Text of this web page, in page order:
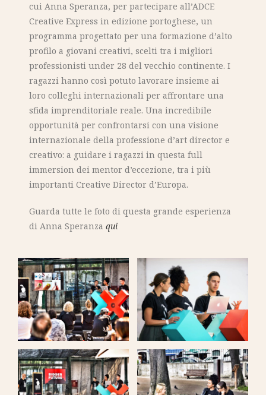
cui Anna Speranza, per partecipare all’ADCE
Creative Express in edizione portoghese, un
programma progettato per una formazione d’alto
profilo a giovani creativi, scelti tra i migliori
professionisti under 28 del vecchio continente. I
ragazzi hanno così potuto lavorare insieme ai
loro colleghi internazionali per affrontare una
sfida imprenditoriale reale. Una incredibile
opportunità per confrontarsi con una visione
internazionale della professione d’art director e
creativo: a guidare i ragazzi in questa full
immersion dei mentor d’eccezione, tra i più
importanti Creative Director d’Europa.
Guarda tutte le foto di questa grande esperienza
di Anna Speranzaqui